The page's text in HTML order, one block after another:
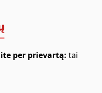
per prievartą: tai